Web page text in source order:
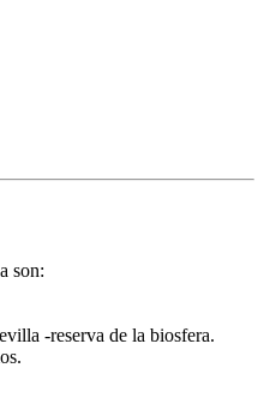
son:
-reserva de la biosfera.